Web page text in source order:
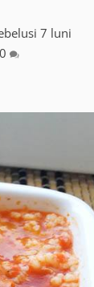
7 luni
0